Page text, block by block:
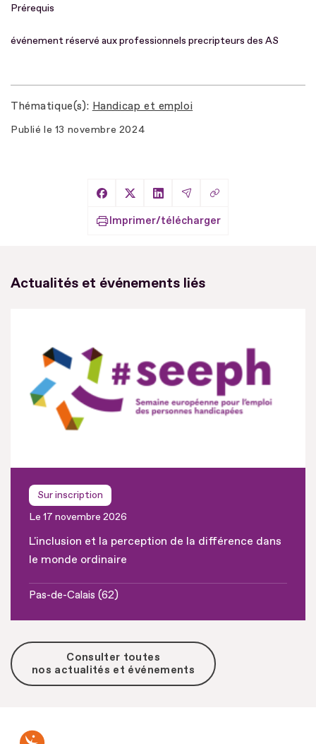
Prérequis
événement réservé aux professionnels precripteurs des AS
Thématique(s) Handicap et emploi
Publié le 13 novembre 2024
Partager sur Facebook
Partager sur X
Partager sur LinkedIn
Partager par Email
Copier le lien
Imprimer/télécharger
Actualités et événements liés
Sur inscription
Le 17 novembre 2026
L'inclusion et la perception de la différence dans
le monde ordinaire
Pas-de-Calais (62)
Consulter toutes
nos actualités et événements